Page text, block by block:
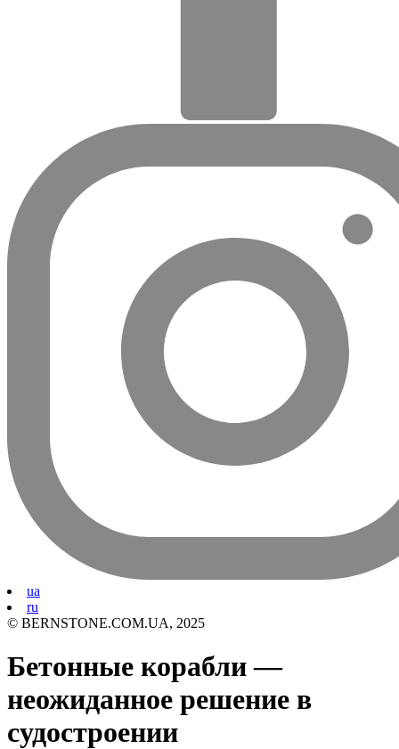
ua
ru
© BERNSTONE.COM.UA, 2025
Бетонные корабли —
неожиданное решение в
судостроении